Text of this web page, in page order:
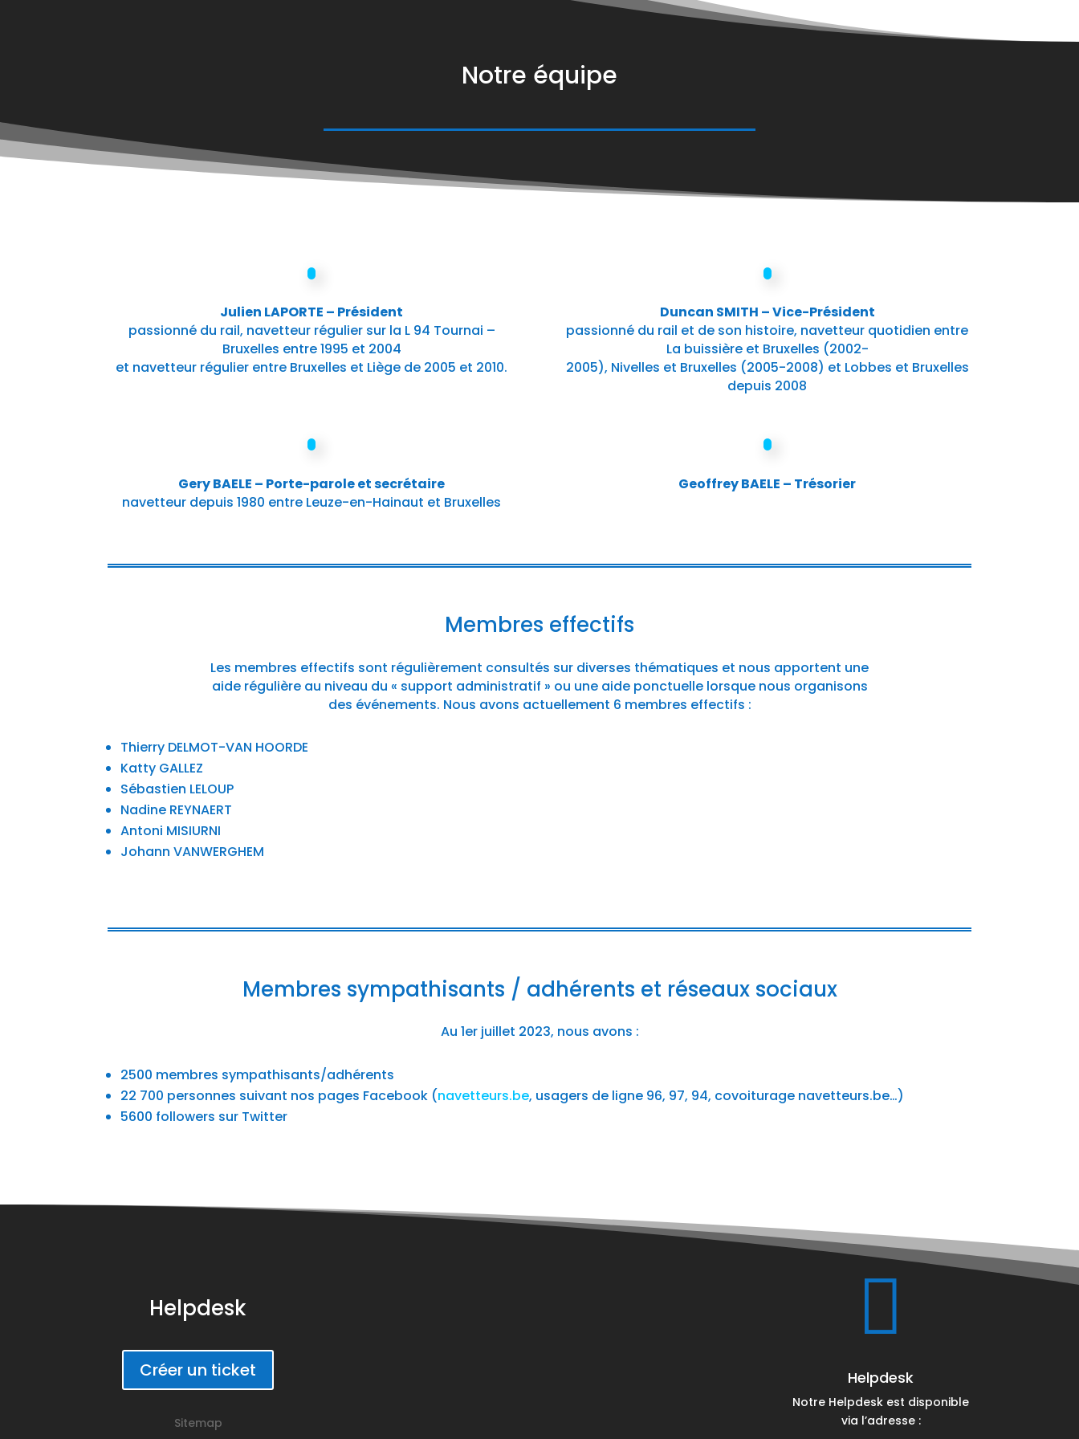
Notre équipe
Julien LAPORTE – Président
passionné du rail, navetteur régulier sur la L 94 Tournai –
Bruxelles entre 1995 et 2004
et navetteur régulier entre Bruxelles et Liège de 2005 et 2010.
Duncan SMITH – Vice-Président
passionné du rail et de son histoire, navetteur quotidien entre
La buissière et Bruxelles (2002-
2005), Nivelles et Bruxelles (2005-2008) et Lobbes et Bruxelles
depuis 2008
Gery BAELE – Porte-parole et secrétaire
navetteur depuis 1980 entre Leuze-en-Hainaut et Bruxelles
Geoffrey BAELE – Trésorier
Membres effectifs
Les membres effectifs sont régulièrement consultés sur diverses thématiques et nous apportent une
aide régulière au niveau du « support administratif » ou une aide ponctuelle lorsque nous organisons
des événements. Nous avons actuellement 6 membres effectifs :
Thierry DELMOT-VAN HOORDE
Katty GALLEZ
Sébastien LELOUP
Nadine REYNAERT
Antoni MISIURNI
Johann VANWERGHEM
Membres sympathisants / adhérents et réseaux sociaux
Au 1er juillet 2023, nous avons :
2500 membres sympathisants/adhérents
22 700 personnes suivant nos pages Facebook (navetteurs.be, usagers de ligne 96, 97, 94, covoiturage navetteurs.be…)
5600 followers sur Twitter
Helpdesk
Créer un ticket
Sitemap

Helpdesk
Notre Helpdesk est disponible
via l’adresse :